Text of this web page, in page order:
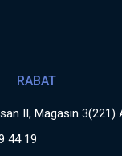
RABAT
II, Magasin 3(221)
44 19